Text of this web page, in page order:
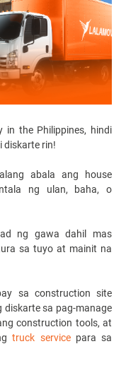
in the Philippines, hindi
diskarte rin!
abala ang house
ng ulan, baha, o
ng gawa dahil mas
sa tuyo at mainit na
sa construction site
sa pag-manage
construction tools, at
truck servicepara sa